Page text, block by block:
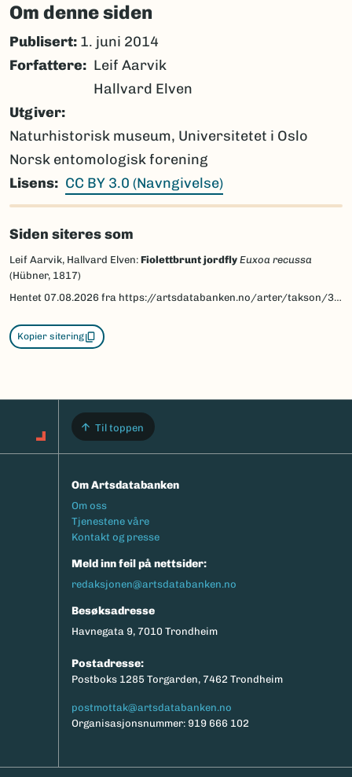
Om denne siden
Publisert: 1. juni 2014
Forfattere
Leif Aarvik
Hallvard Elven
Utgiver
Naturhistorisk museum, Universitetet i Oslo
Norsk entomologisk forening
Lisens
CC BY 3.0 (Navngivelse)
Siden siteres som
Leif Aarvik, Hallvard Elven: Fiolettbrunt jordfly Euxoa recussa
(Hübner, 1817)
Hentet 07.08.2026 fra https://artsdatabanken.no/arter/takson/30916/beskrivelse
Kopier sitering
Til toppen
Om Artsdatabanken
Footermeny
Om oss
Tjenestene våre
Kontakt og presse
Meld inn feil på nettsider:
redaksjonen@artsdatabanken.no
Besøksadresse
Havnegata 9, 7010 Trondheim
Postadresse:
Postboks 1285 Torgarden, 7462 Trondheim
postmottak@artsdatabanken.no
Organisasjonsnummer: 919 666 102